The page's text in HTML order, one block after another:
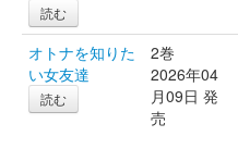
読む
オトナを知りた
い女友達
読む
2巻
2026年04
月09日 発
売